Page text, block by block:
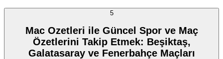
5
Mac Ozetleri ile Güncel Spor ve Maç
Özetlerini Takip Etmek: Beşiktaş,
Galatasaray ve Fenerbahçe Maçları